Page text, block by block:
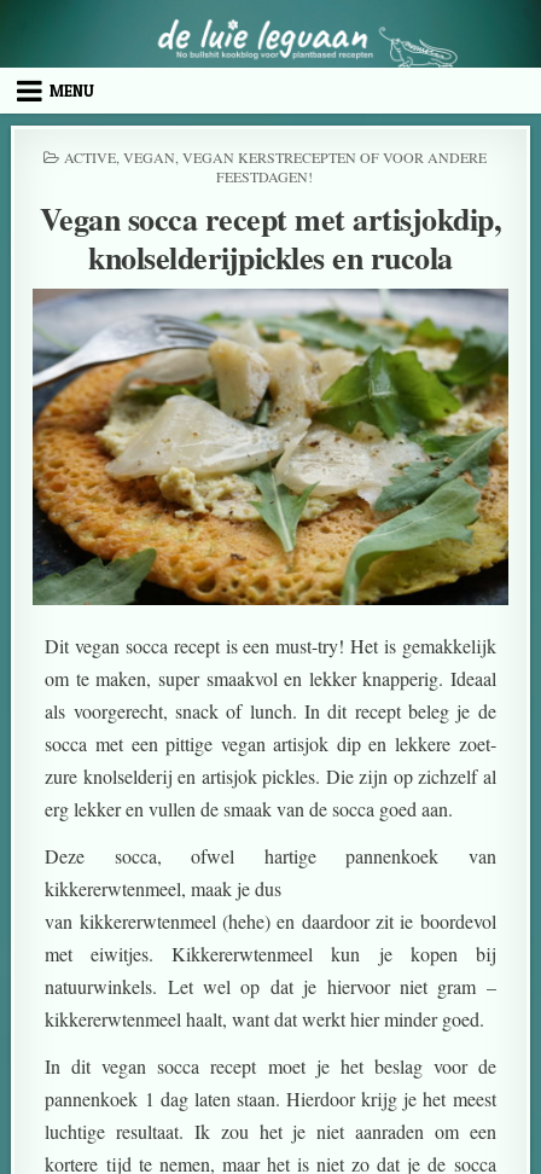
MENU
ACTIVE, VEGAN VEGAN KERSTRECEPTEN OF VOOR ANDERE
FEESTDAGEN!
Vegan socca recept met artisjokdip,
knolselderijpickles en rucola
Dit vegan socca recept is een must-try! Het is gemakkelijk
om te maken, super smaakvol en lekker knapperig. Ideaal
als voorgerecht, snack of lunch. In dit recept beleg je de
socca met een pittige vegan artisjok dip en lekkere zoet-
zure knolselderij en artisjok pickles. Die zijn op zichzelf al
erg lekker en vullen de smaak van de socca goed aan.
Deze socca, ofwel hartige pannenkoek van
kikkererwtenmeel, maak je dus
van kikkererwtenmeel (hehe) en daardoor zit ie boordevol
met eiwitjes. Kikkererwtenmeel kun je kopen bij
natuurwinkels. Let wel op dat je hiervoor niet gram –
kikkererwtenmeel haalt, want dat werkt hier minder goed.
In dit vegan socca recept moet je het beslag voor de
pannenkoek 1 dag laten staan. Hierdoor krijg je het meest
luchtige resultaat. Ik zou het je niet aanraden om een
kortere tijd te nemen, maar het is niet zo dat je de socca